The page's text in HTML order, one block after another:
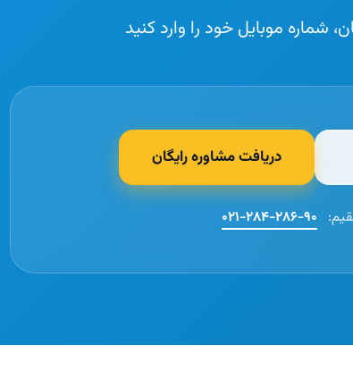
شماره موبایل خود را وارد کنید
دریافت مشاوره رایگان
۰۲۱-۲۸۴-۲۸۶-۹۰